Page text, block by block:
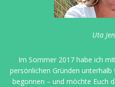
Uta
Im Sommer 2017 habe ich
persönlichen Gründen
begonnen – und möchte Euch